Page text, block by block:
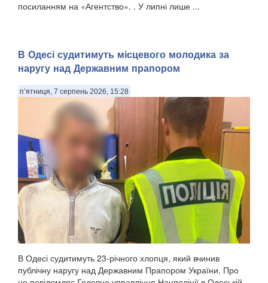
посиланням на «Агентство». . У липні лише ...
В Одесі судитимуть місцевого молодика за
наругу над Державним прапором
п’ятниця, 7 серпень 2026, 15:28
В Одесі судитимуть 23-річного хлопця, який вчинив
публічну наругу над Державним Прапором України. Про